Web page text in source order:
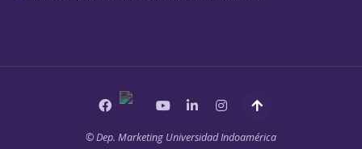
© Dep. Marketing Universidad Indoamérica